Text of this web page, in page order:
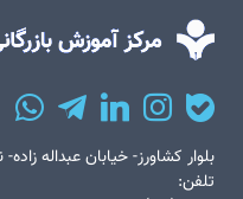
بلوار کشاورز- خیابان عبداله
تلفن: